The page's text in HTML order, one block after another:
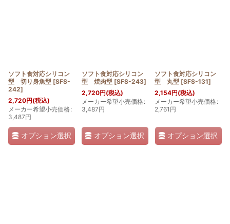
ソフト食対応シリコン
型 切り身魚型 [SFS-
242]
2,720円(税込)
メーカー希望小売価格:
3,487円
オプション選択
ソフト食対応シリコン
型 焼肉型 [SFS-243]
2,720円(税込)
メーカー希望小売価格:
3,487円
オプション選択
ソフト食対応シリコン
型 丸型 [SFS-131]
2,154円(税込)
メーカー希望小売価格:
2,761 円
オプション選択